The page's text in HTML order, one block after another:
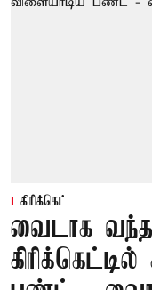
கிரிக்கெட்
வைடாக